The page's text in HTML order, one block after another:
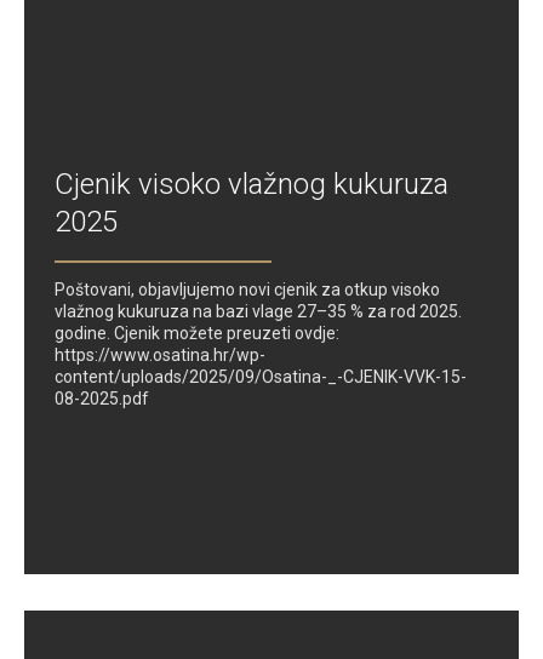
Cjenik visoko vlažnog kukuruza
2025
Poštovani, objavljujemo novi cjenik za otkup visoko
vlažnog kukuruza na bazi vlage 27–35 % za rod 2025.
godine. Cjenik možete preuzeti ovdje:
https://www.osatina.hr/wp-
content/uploads/2025/09/Osatina-_-CJENIK-VVK-15-
08-2025.pdf